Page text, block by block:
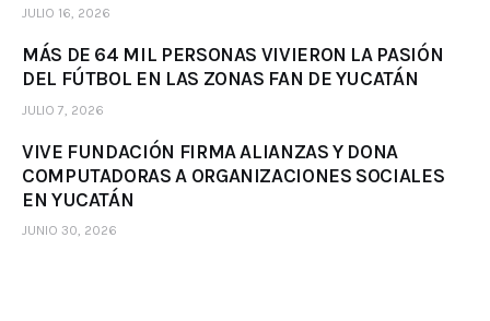
JULIO 16, 2026
MÁS DE 64 MIL PERSONAS VIVIERON LA PASIÓN
DEL FÚTBOL EN LAS ZONAS FAN DE YUCATÁN
JULIO 7, 2026
VIVE FUNDACIÓN FIRMA ALIANZAS Y DONA
COMPUTADORAS A ORGANIZACIONES SOCIALES
EN YUCATÁN
JUNIO 30, 2026